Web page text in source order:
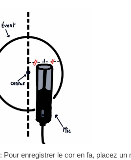
: Pour enregistrer le cor en fa, placez un